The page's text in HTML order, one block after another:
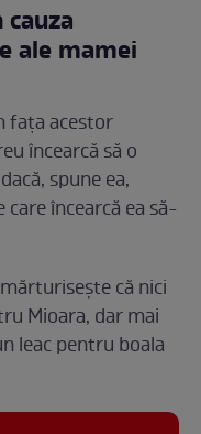
ale mamei
fața acestor
încearcă să o
spune ea,
încearcă ea să-
că nici
Mioara, dar mai
leac pentru boala